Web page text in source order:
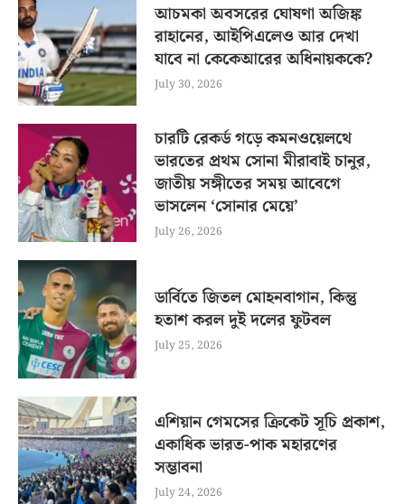
আচমকা অবসরের ঘোষণা অজিঙ্ক
রাহানের, আইপিএলেও আর দেখা
যাবে না কেকেআরের অধিনায়ককে?
July 30, 2026
চারটি রেকর্ড গড়ে কমনওয়েলথে
ভারতের প্রথম সোনা মীরাবাই চানুর,
জাতীয় সঙ্গীতের সময় আবেগে
ভাসলেন ‘সোনার মেয়ে’
July 26, 2026
ডার্বিতে জিতল মোহনবাগান, কিন্তু
হতাশ করল দুই দলের ফুটবল
July 25, 2026
এশিয়ান গেমসের ক্রিকেট সূচি প্রকাশ,
একাধিক ভারত-পাক মহারণের
সম্ভাবনা
July 24, 2026